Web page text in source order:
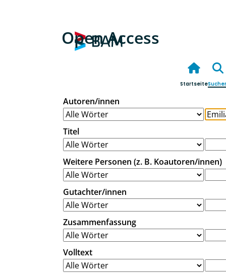
Open Access
Startseite
Autoren/innen
Titel
Weitere Personen (z. B. Koautoren/innen)
Gutachter/innen
Zusammenfassung
Volltext